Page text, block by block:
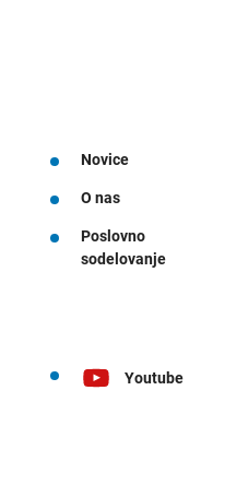
Novice
O nas
Poslovno
sodelovanje
Youtube